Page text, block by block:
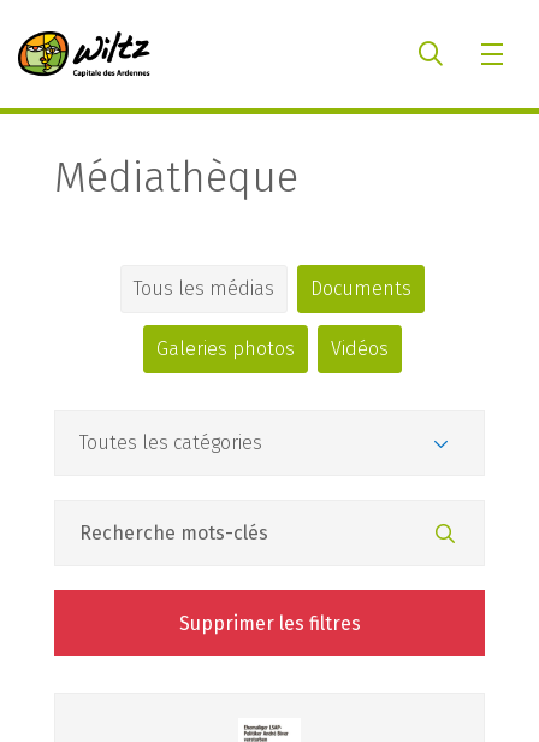
Médiathèque
Tous les médias Documents
Galeries photos Vidéos
Supprimer les filtres